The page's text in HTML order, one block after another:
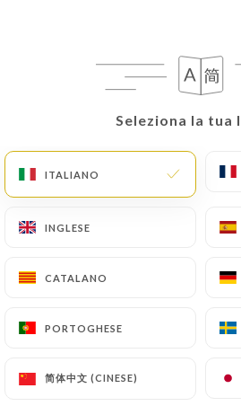
Seleziona la tua
ITALIANO
INGLESE
CATALANO
PORTOGHESE
简体中文 (CINESE)
Galleria
Seleziona la tua
ITALIANO
INGLESE
CATALANO
PORTOGHESE
简体中文 (CINESE)